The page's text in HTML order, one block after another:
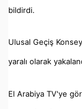
bildirdi.
Ulusal Geçiş
yaralı olarak
El Arabiya TV'ye